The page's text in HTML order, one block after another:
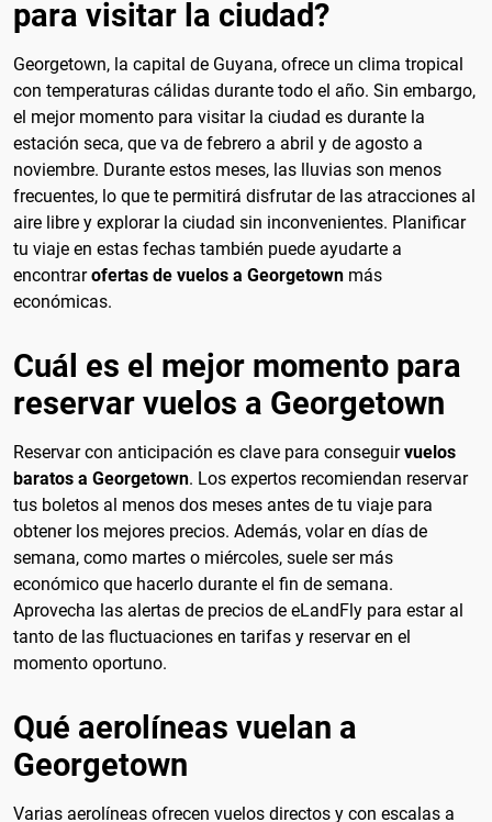
para visitar la ciudad?
Georgetown, la capital de Guyana, ofrece un clima tropical
con temperaturas cálidas durante todo el año. Sin embargo,
el mejor momento para visitar la ciudad es durante la
estación seca, que va de febrero a abril y de agosto a
noviembre. Durante estos meses, las lluvias son menos
frecuentes, lo que te permitirá disfrutar de las atracciones al
aire libre y explorar la ciudad sin inconvenientes. Planificar
tu viaje en estas fechas también puede ayudarte a
encontrarofertas de vuelos a Georgetown más
económicas.
Cuál es el mejor momento para
reservar vuelos a Georgetown
Reservar con anticipación es clave para conseguirvuelos
baratos a Georgetown. Los expertos recomiendan reservar
tus boletos al menos dos meses antes de tu viaje para
obtener los mejores precios. Además, volar en días de
semana, como martes o miércoles, suele ser más
económico que hacerlo durante el fin de semana.
Aprovecha las alertas de precios de eLandFly para estar al
tanto de las fluctuaciones en tarifas y reservar en el
momento oportuno.
Qué aerolíneas vuelan a
Georgetown
Varias aerolíneas ofrecen vuelos directos y con escalas a